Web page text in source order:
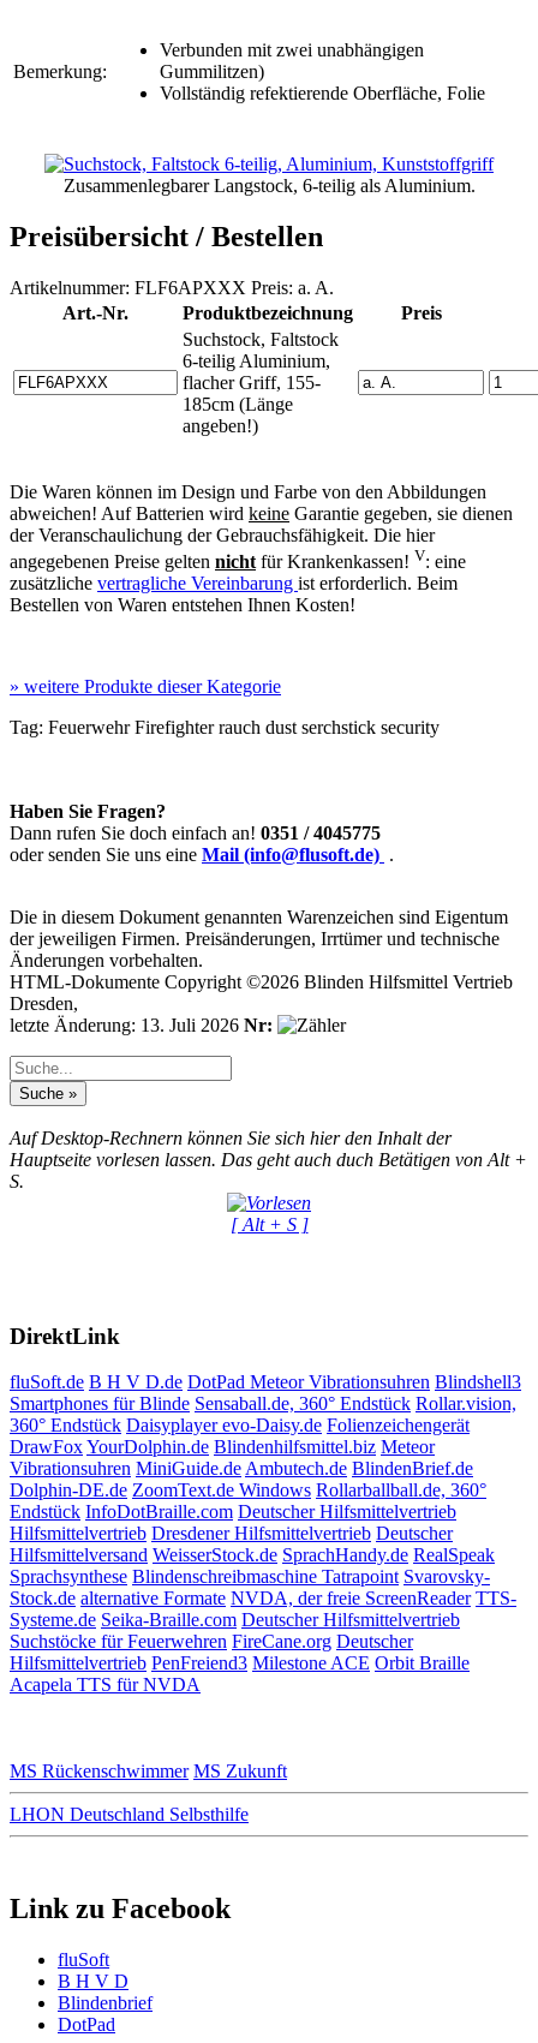
Bemerkung:
Verbunden mit zwei unabhängigen
Gummilitzen)
Vollständig refektierende Oberfläche, Folie
Zusammenlegbarer Langstock, 6-teilig als Aluminium.
Preisübersicht / Bestellen
Artikelnummer: FLF6APXXX Preis: a. A.
Art.-Nr.
Produktbezeichnung
Preis
Suchstock, Faltstock
6-teilig Aluminium,
flacher Griff, 155-
185cm (Länge
angeben!)
Die Waren können im Design und Farbe von den Abbildungen
abweichen! Auf Batterien wird keine Garantie gegeben, sie dienen
der Veranschaulichung der Gebrauchsfähigkeit. Die hier
angegebenen Preise gelten nicht für Krankenkassen! V: eine
zusätzliche vertragliche Vereinbarung ist erforderlich. Beim
Bestellen von Waren entstehen Ihnen Kosten!
» weitere Produkte dieser Kategorie
Tag: FeuerwehrFirefighterrauch dust serchstick security
Haben Sie Fragen?
Dann rufen Sie doch einfach an! 0351 / 4045775
oder senden Sie uns eine Mail (info@flusoft.de) .
Die in diesem Dokument genannten Warenzeichen sind Eigentum
der jeweiligen Firmen. Preisänderungen, Irrtümer und technische
Änderungen vorbehalten.
HTML-Dokumente Copyright ©2026 Blinden Hilfsmittel Vertrieb
Dresden,
letzte Änderung: 13. Juli 2026 Nr:
Auf Desktop-Rechnern können Sie sich hier den Inhalt der
Hauptseite vorlesen lassen. Das geht auch duch Betätigen von Alt +
S.
[ Alt + S ]
DirektLink
fluSoft.de B H V D.de DotPad Meteor Vibrationsuhren Blindshell3
Smartphones für Blinde Sensaball.de, 360° Endstück Rollar.vision,
360° Endstück Daisyplayer evo-Daisy.de Folienzeichengerät
DrawFoxYourDolphin.de Blindenhilfsmittel.biz Meteor
Vibrationsuhren MiniGuide.deAmbutech.de BlindenBrief.de
Dolphin-DE.de ZoomText.de Windows Rollarballball.de, 360°
Endstück InfoDotBraille.com Deutscher Hilfsmittelvertrieb
Hilfsmittelvertrieb Dresdener Hilfsmittelvertrieb Deutscher
Hilfsmittelversand WeisserStock.de SprachHandy.de RealSpeak
Sprachsynthese Blindenschreibmaschine Tatrapoint Svarovsky-
Stock.de alternative Formate NVDA, der freie ScreenReader TTS-
Systeme.de Seika-Braille.com Deutscher Hilfsmittelvertrieb
Suchstöcke für Feuerwehren FireCane.org Deutscher
Hilfsmittelvertrieb PenFreiend3 Milestone ACE Orbit Braille
Acapela TTS für NVDA
MS Rückenschwimmer MS Zukunft
LHON Deutschland Selbsthilfe
Link zu Facebook
fluSoft
B H V D
Blindenbrief
DotPad